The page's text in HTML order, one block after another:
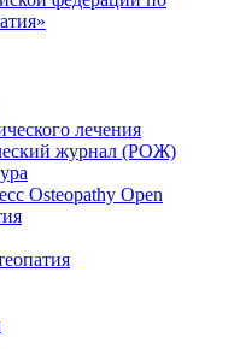
лечения
журнал (РОЖ)
Osteopathy Open